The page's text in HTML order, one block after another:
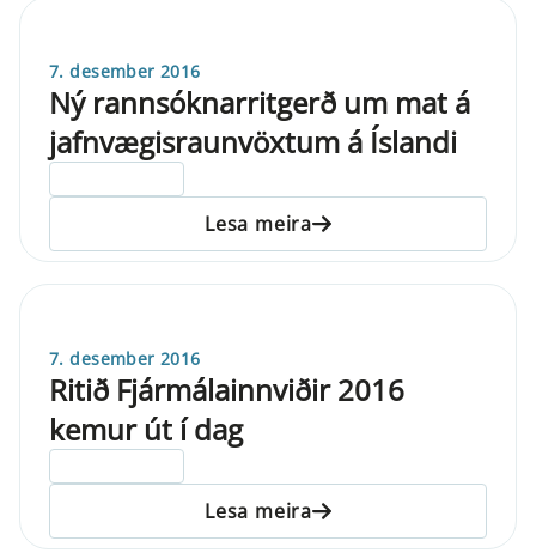
7. desember 2016
Ný rannsóknarritgerð um mat á
jafnvægisraunvöxtum á Íslandi
Lesa meira
7. desember 2016
Ritið Fjármálainnviðir 2016
kemur út í dag
Lesa meira